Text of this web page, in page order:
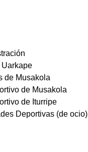
Uarkape
de Musakola
de Musakola
de Iturripe
Deportivas (de ocio)